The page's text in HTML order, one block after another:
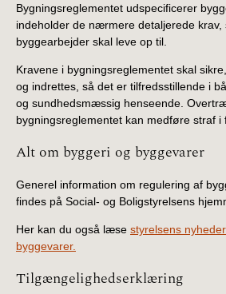
Bygningsreglementet udspecificerer
indeholder de nærmere detaljerede krav,
byggearbejder skal leve op til.
Kravene i bygningsreglementet skal
og indrettes, så det er tilfredsstillende i
og sundhedsmæssig henseende.
bygningsreglementet kan medføre straf i
Alt om byggeri og byggevarer
Generel information om regulering af
findes på Social- og Boligstyrelsens
Her kan du også læse styrelsens
byggevarer.
Tilgængelighedserklæring